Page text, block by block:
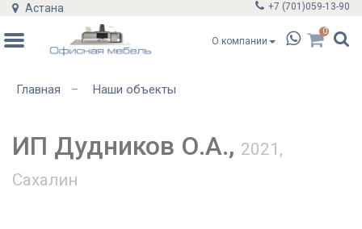
Астана +7 (701)059-13-90
О компании
0
Главная – Наши объекты
ИП Дудников О.А., 2021,
Сахалин